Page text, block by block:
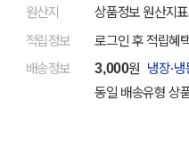
원산지
상품정보 원산지
적립정보
로그인 후 적립혜
배송정보
3,000원 냉장·
동일 배송유형 상